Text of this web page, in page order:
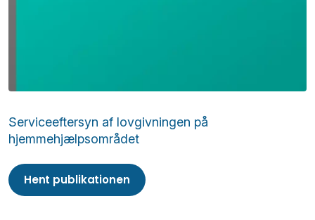
Serviceeftersyn af lovgivningen på
hjemmehjælpsområdet
Hent publikationen